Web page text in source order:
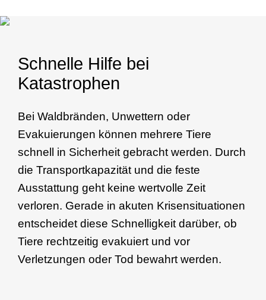
Schnelle Hilfe bei
Katastrophen
Bei Waldbränden, Unwettern oder
Evakuierungen können mehrere Tiere
schnell in Sicherheit gebracht werden. Durch
die Transportkapazität und die feste
Ausstattung geht keine wertvolle Zeit
verloren. Gerade in akuten Krisensituationen
entscheidet diese Schnelligkeit darüber, ob
Tiere rechtzeitig evakuiert und vor
Verletzungen oder Tod bewahrt werden.